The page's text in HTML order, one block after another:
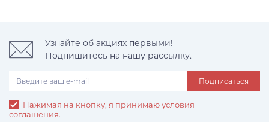
Узнайте об акциях первыми!
Подпишитесь на нашу рассылку.
Подписаться
Нажимая на кнопку, я принимаю условия
соглашения.